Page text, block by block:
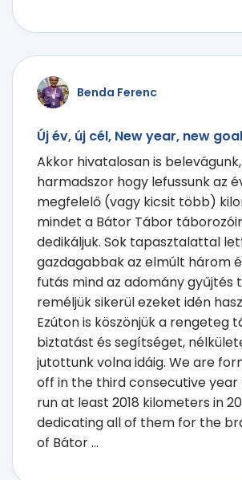
Benda Ferenc
Új év, új cél, New year, new goal
Akkor hivatalosan is
harmadszor hogy lefussunk az
megfelelő (vagy kicsit több)
mindet a Bátor Tábor
dedikáljuk. Sok tapasztalattal
gazdagabbak az elmúlt három
futás mind az adomány gyűjtés
reméljük sikerül ezeket idén
Ezúton is köszönjük a rengeteg
biztatást és segítséget,
jutottunk volna idáig. We are
off in the third consecutive
run at least 2018 kilometers in
dedicating all of them for the
of Bátor ...